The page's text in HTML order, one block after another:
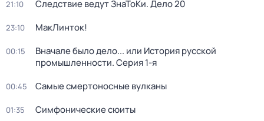
21:10 Следствие ведут ЗнаТоКи. Дело 20
23:10 МакЛинток!
00:15
Вначале было дело... или История русской
промышленности. Серия 1-я
00:45 Самые смертоносные вулканы
01:35 Симфонические сюиты